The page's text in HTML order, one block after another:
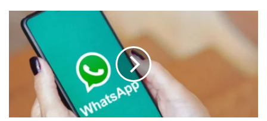
Rússia
bloqueia
WhatsApp,
Instagram
Facebook